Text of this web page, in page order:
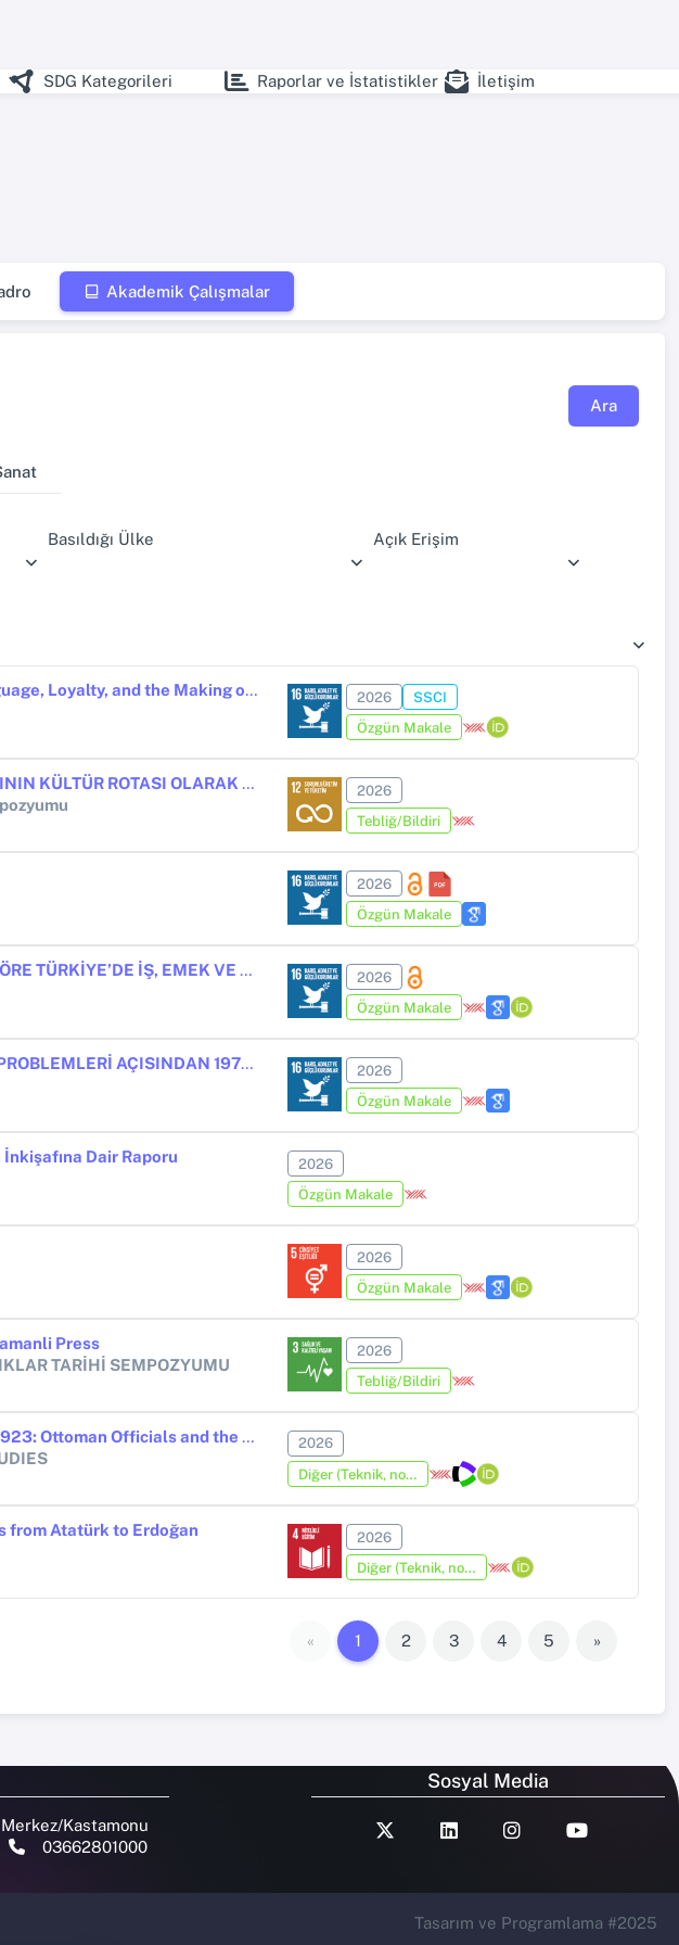
SDG Kategorileri Raporlar ve İstatistikler İletişim
Akademik Çalışmalar
Ara
Basıldığı Ülke Açık Erişim
Fragmenting the Orthodox Communion: Language, Loyalty, and the Making of National Orthodoxy in the Late Ottoman Period
2026
SSCI
Özgün Makale
TÜRK DÜNYASI ORTAK HAFIZA MEKÂNLARININ KÜLTÜR ROTASI OLARAK KURGULANMASI: TURİZMDE YENİ AÇILIMLAR VE STRATEJİK YAKLAŞIMLAR
2026
Tebliğ/Bildiri
2026
Özgün Makale
İNGİLİZ BÜYÜKELÇİSİ SİR DAVİD KELLY’E GÖRE TÜRKİYE’DE İŞ, EMEK VE SOSYAL POLİTİKALAR (1936-1947)
2026
Özgün Makale
SİVİL-ASKER İLİŞKİLERİ VE SİYASİ AHLAK PROBLEMLERİ AÇISINDAN 1973 CUMHURBAŞKANLIĞI SEÇİMİ
2026
Özgün Makale
Dair Raporu
2026
Özgün Makale
2026
Özgün Makale
Press
TARİHİ SEMPOZYUMU
2026
Tebliğ/Bildiri
Ethnic Cleansing in Western Anatolia, 1912–1923: Ottoman Officials and the Local Christian Population
2026
Diğer (Teknik, not, yorum, vaka takdimi, editöre mektup, özet, kitap krıtiği, araştırma notu, bilirkişi raporu ve benzeri)
from Atatürk to Erdoğan
2026
Diğer (Teknik, not, yorum, vaka takdimi, editöre mektup, özet, kitap krıtiği, araştırma notu, bilirkişi raporu ve benzeri)
« 1 2 3 4 5 »
Kastamonu
03662801000
Sosyal Media
Tasarım ve Programlama #2025